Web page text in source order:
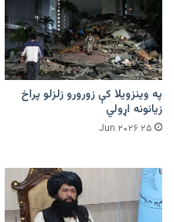
په وینزویلا کې زورورو زلزلو پراخ
زیانونه اړولي
۲۵ Jun ۲۰۲۶